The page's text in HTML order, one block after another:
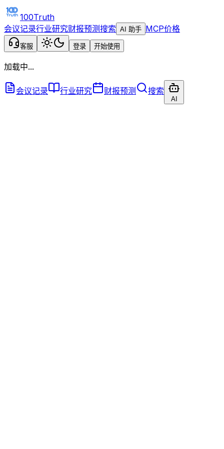
100Truth
会议记录行业研究财报预测搜索 AI 助手 MCP价格
客服 登录 开始使用
加载中...
会议记录 行业研究 财报预测 搜索
AI